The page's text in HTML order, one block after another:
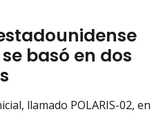
basó en dos
llamado POLARIS-02, en